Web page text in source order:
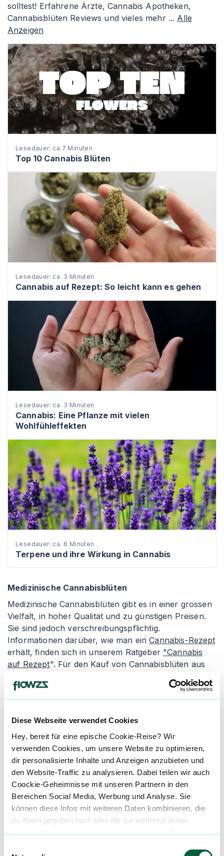
Diese Webseite verwendet Cookies
Hey, bereit für eine epische Cookie-Reise? Wir
verwenden Cookies, um unsere Website zu optimieren,
dir personalisierte Inhalte und Anzeigen anzubieten und
den Website-Traffic zu analysieren. Dabei teilen wir auch
Coockie-Geheimnisse mit unseren Partnern in den
Bereichen Social Media, Werbung und Analyse. Sie
können diese Infos mit weiteren Daten kombinieren, die
du ihnen gegeben hast oder die sie während deiner
wilden Internet-Abenteuer gesammelt haben. Begleite
solltest! Erfahrene Ärzte, Cannabis Apotheken,
Cannabisblüten Reviews und vieles mehr ... Alle
Anzeigen
Lesedauer: ca 7 Minuten
Top 10 Cannabis Blüten
Lesedauer: ca. 3 Minuten
Cannabis auf Rezept: So leicht kann es gehen
Lesedauer: ca. 3 Minuten
Cannabis: Eine Pflanze mit vielen
Wohlfühleffekten
Lesedauer: ca. 6 Minuten
Terpene und ihre Wirkung in Cannabis
Medizinische Cannabisblüten
Medizinische Cannabisblüten gibt es in einer grossen
Vielfalt, in hoher Qualität und zu günstigen Preisen.
Sie sind jedoch verschreibungspflichtig.
Informationen darüber, wie man einCannabis-Rezept
erhält, finden sich in unserem Ratgeber "Cannabis
auf Rezept". Für den Kauf von Cannabisblüten aus
Cannabis legal kaufen
" zu lesen. Apotheken geben
die Cannabisblüten entweder als Granulat oder als
Einnahmeform ist.
Granulierte Cannabisblüten wird in der Apotheke
zerkleinert und verpackt. Die Konsumenten erhalten
einen Dosierlöffel zur genauen Abmessung des
medizinischen Cannabis, um ungleichmäßige und
inkorrekte Dosierungen zu vermeiden. Der Nachteil
von granuliertem Cannabis ist seine schnellere
Oxidation, wodurch es schneller austrocknen und an
Qualität verlieren kann. Alternativ gibt es die Abgabe